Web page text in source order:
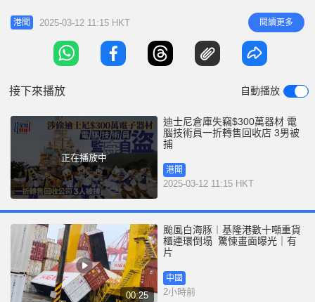
e
予回收公司，先後拘捕該名電腦技術員及回收公司職
員等共3名男子。 據悉，涉事的香港迪士尼樂園貨倉
佔地約10,000 平方尺，入口上鎖用於存放物品及電
子設備。倉庫外安裝了閉路電視，但沒有保安看管，
港聞 2025-03-12 11:15 HKT 閱讀更多
接下來播放 自動播放
正在播放中
迪士尼倉庫失竊$300萬器材 電
腦技術員一折轉售回收店 3男被
捕
港聞
2025-03-12 11:15 HKT
00:25
颱風白海豚︱基隆港數十噸重貨
櫃連環倒塌 驚悚畫面曝光｜有
片
中國
2小時前